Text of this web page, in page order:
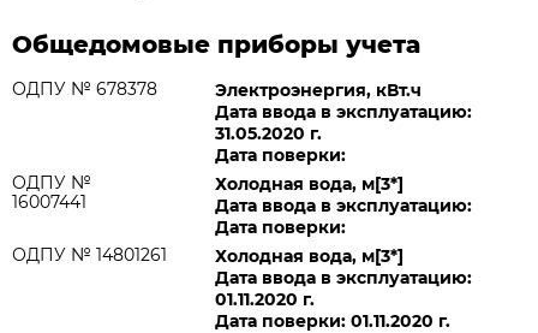
Общедомовые приборы учета
ОДПУ № 678378
Электроэнергия, кВт.ч
Дата ввода в эксплуатацию:
31.05.2020 г.
Дата поверки:
ОДПУ №
16007441
Холодная вода, м[3*]
Дата ввода в эксплуатацию:
Дата поверки:
ОДПУ № 14801261
Холодная вода, м[3*]
Дата ввода в эксплуатацию:
01.11.2020 г.
Дата поверки: 01.11.2020 г.